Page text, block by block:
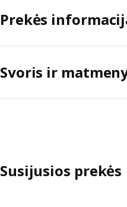
Prekės
Svoris ir
Susijusios prekės